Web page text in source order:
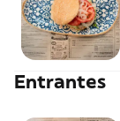
Entrantes